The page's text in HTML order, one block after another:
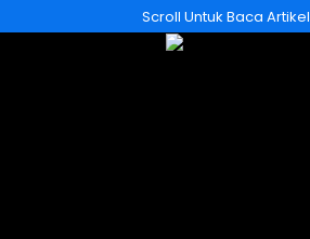
ke
Scroll Untuk Baca Artikel